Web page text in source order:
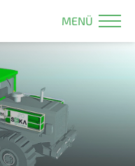
MENÜ